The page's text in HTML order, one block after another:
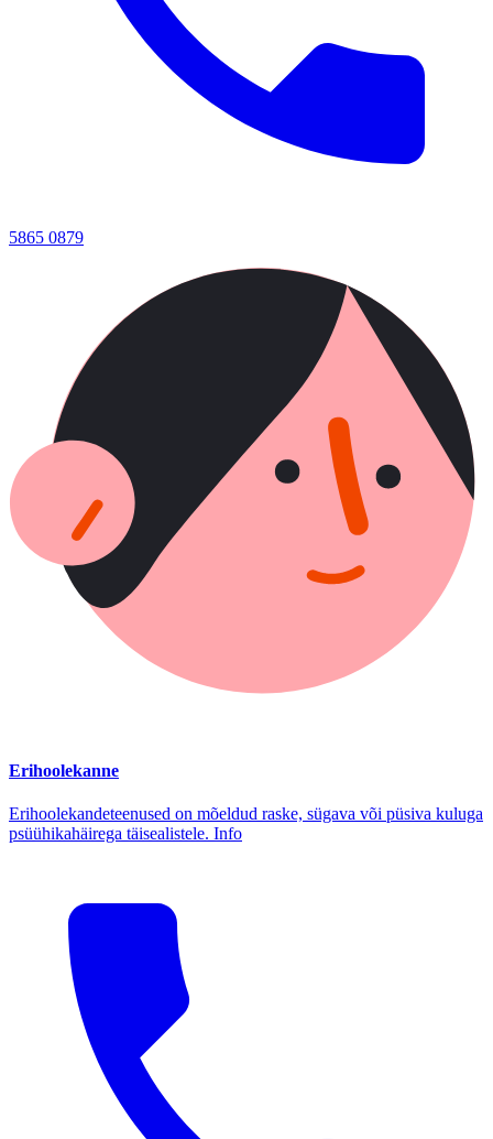
5865 0879
Erihoolekanne
Erihoolekandeteenused on mõeldud raske, sügava või püsiva kuluga
psüühikahäirega täisealistele. Info